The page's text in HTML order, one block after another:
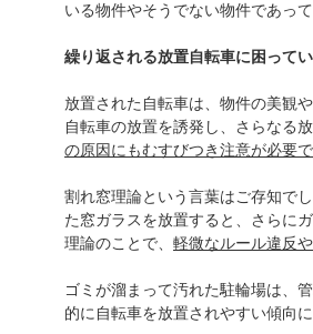
いる物件やそうでない物件であっ
繰り返される放置自転車に困って
放置された自転車は、物件の美観
自転車の放置を誘発し、さらなる
の原因にもむすびつき注意が必要で
割れ窓理論という言葉はご存知で
た窓ガラスを放置すると、さらに
理論のことで、 軽微なルール違反
ゴミが溜まって汚れた駐輪場は、
的に自転車を放置されやすい傾向に